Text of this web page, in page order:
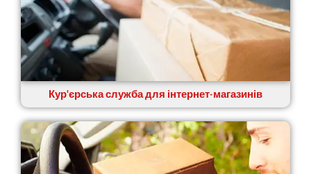
Кур'єрська служба для інтернет-магазинів